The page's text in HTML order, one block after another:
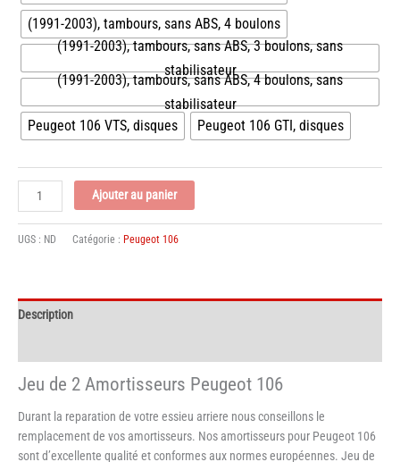
(1991-2003), tambours, sans ABS, 4 boulons
(1991-2003), tambours, sans ABS, 3 boulons, sans
stabilisateur
(1991-2003), tambours, sans ABS, 4 boulons, sans
stabilisateur
Peugeot 106 VTS, disques
Peugeot 106 GTI, disques
quantité
de
Jeu
de
Peugeot
Ajouter au panier
UGS : ND Catégorie : Peugeot 106
Description
Jeu de 2 Amortisseurs Peugeot 106
Durant la reparation de votre essieu arriere nous conseillons le
remplacement de vos amortisseurs. Nos amortisseurs pour Peugeot 106
sont d’excellente qualité et conformes aux normes européennes. Jeu de